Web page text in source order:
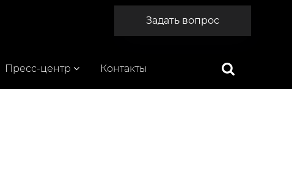
Задать вопрос
Пресс-центр Контакты